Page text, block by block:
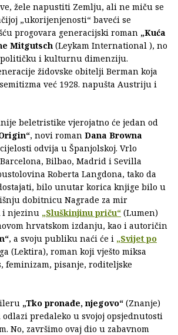
žele napustiti Zemlju, ali ne miču se
„ukorijenjenosti“ baveći se
progovara generacijski roman „Kuća
Mitgutsch (Leykam International ), no
i kulturnu dimenziju.
židovske obitelji Berman koja
već 1928. napušta Austriju i
beletristike vjerojatno će jedan od
, novi roman Dana Browna
cijelosti odvija u Španjolskoj. Vrlo
Bilbao, Madrid i Sevilla
Roberta Langdona, tako da
bilo unutar korica knjige bilo u
dobitnicu Nagrade za mir
i njezinu „Sluškinjinu priču“ (Lumen)
hrvatskom izdanju, kao i autoričin
, a svoju publiku naći će i „Svijet po
(Lektira), roman koji vješto miksa
feminizam, pisanje, roditeljske
„Tko pronađe, njegovo“ (Znanje)
predaleko u svojoj opsjednutosti
No, završimo ovaj dio u zabavnom